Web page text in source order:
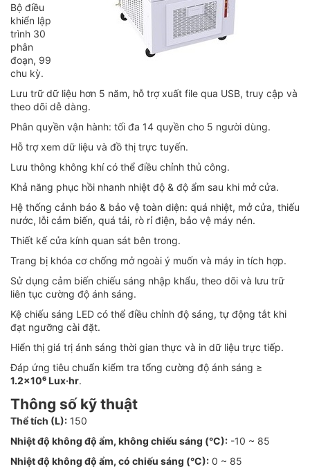
Bộ điều
khiển lập
trình 30
phân
đoạn, 99
chu kỳ.
Lưu trữ dữ liệu hơn 5 năm, hỗ trợ xuất file qua USB, truy cập và
theo dõi dễ dàng.
Phân quyền vận hành: tối đa 14 quyền cho 5 người dùng.
Hỗ trợ xem dữ liệu và đồ thị trực tuyến.
Lưu thông không khí có thể điều chỉnh thủ công.
Khả năng phục hồi nhanh nhiệt độ & độ ẩm sau khi mở cửa.
Hệ thống cảnh báo & bảo vệ toàn diện: quá nhiệt, mở cửa, thiếu
nước, lỗi cảm biến, quá tải, rò rỉ điện, bảo vệ máy nén.
Thiết kế cửa kính quan sát bên trong.
Trang bị khóa cơ chống mở ngoài ý muốn và máy in tích hợp.
Sử dụng cảm biến chiếu sáng nhập khẩu, theo dõi và lưu trữ
liên tục cường độ ánh sáng.
Kệ chiếu sáng LED có thể điều chỉnh độ sáng, tự động tắt khi
đạt ngưỡng cài đặt.
Hiển thị giá trị ánh sáng thời gian thực và in dữ liệu trực tiếp.
Đáp ứng tiêu chuẩn kiểm tra tổng cường độ ánh sáng ≥
1.2×10⁶ Lux·hr.
Thông số kỹ thuật
Thể tích (L): 150
Nhiệt độ không độ ẩm, không chiếu sáng (°C): -10 ~ 85
Nhiệt độ không độ ẩm, có chiếu sáng (°C): 0 ~ 85